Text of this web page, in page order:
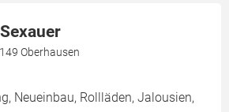
Oberhausen
Neueinbau, Rollläden, Jalousien,